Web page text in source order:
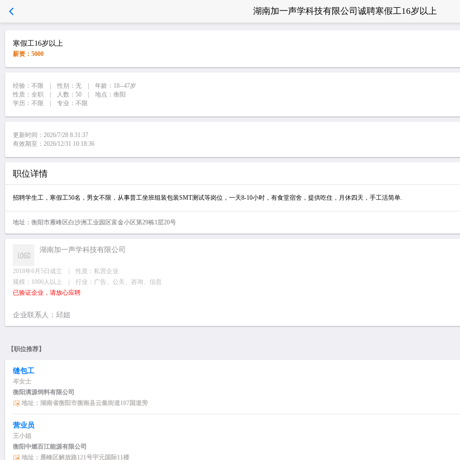
湖南加一声学科技有限公司诚聘寒假工16岁以上
寒假工16岁以上
薪资：5000
经验：不限 | 性别：无 | 年龄：18--47岁
性质：全职 | 人数：50 | 地点：衡阳
学历：不限 | 专业：不限
更新时间：2026/7/28 8:31:37
有效期至：2026/12/31 10:18:36
职位详情
招聘学生工，寒假工50名，男女不限，从事普工坐班组装包装SMT测试等岗位，一天8-10小时，有食堂宿舍，提供吃住，月休四天，手工活简单.
地址：衡阳市雁峰区白沙洲工业园区富金小区第29栋1层20号
湖南加一声学科技有限公司
2018年6月5日成立 | 性质：私营企业
规模：1000人以上 | 行业：广告、公关、咨询、信息
已验证企业，请放心应聘
企业联系人：邱姐
【职位推荐】
缝包工
岑女士
衡阳漓源饲料有限公司
地址：湖南省衡阳市衡南县云集街道107国道旁
营业员
王小姐
衡阳中燃百江能源有限公司
地址：雁峰区解放路121号宇元国际11楼